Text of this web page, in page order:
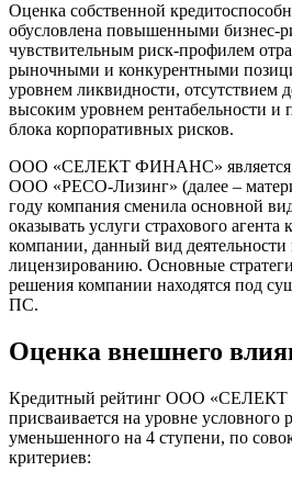
Оценка собственной
обусловлена повышенными бизнес-
чувствительным риск-профилем
рыночными и конкурентными
уровнем ликвидности, отсутствием
высоким уровнем рентабельности и
блока корпоративных рисков.
ООО «СЕЛЕКТ ФИНАНС» является
ООО «РЕСО-Лизинг» (далее –
году компания сменила основной
оказывать услуги страхового
компании, данный вид
лицензированию. Основные
решения компании находятся под
ПС.
Оценка внешнего
Кредитный рейтинг ООО
присваивается на уровне условного
уменьшенного на 4 ступени, по
критериев: